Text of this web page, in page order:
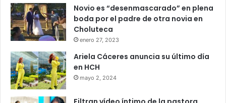
Novio es “desenmascarado” en plena
boda por el padre de otra novia en
Choluteca
enero 27, 2023
Ariela Cáceres anuncia su último día
en HCH
mayo 2, 2024